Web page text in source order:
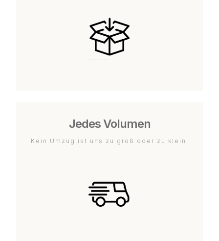
Jedes Volumen
Kein Umzug ist uns zu groß oder zu klein.